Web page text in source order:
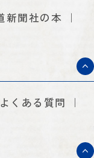
新聞社の本
よくある質問